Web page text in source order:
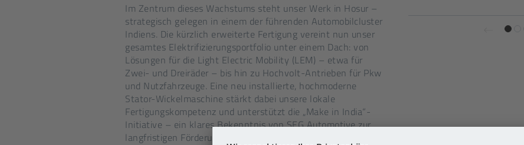
Im Zentrum dieses Wachstums steht unser Werk in Hosur –
strategisch gelegen in einem der führenden Automobilcluster
Indiens. Die kürzlich erweiterte Fertigung vereint nun unser
gesamtes Elektrifizierungsportfolio unter einem Dach: von
Lösungen für die Light Electric Mobility (LEM) – etwa für
Zwei- und Dreiräder – bis hin zu Hochvolt-Antrieben für Pkw
und Nutzfahrzeuge. Eine neu installierte, hochmoderne
Stator-Wickelmaschine stärkt dabei unsere lokale
Fertigungskompetenz und unterstützt die „Make in India“-
Initiative – ein klares Bekenntnis von SEG Automotive zur
langfristigen Förderung der E-Mobilität in der Region.